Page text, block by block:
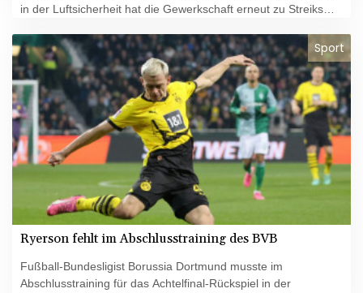
in der Luftsicherheit hat die Gewerkschaft erneut zu Streiks
Sicherheitspersonals seien am Donnerstag die Flughäfen
Karlsruhe/Baden Baden, Köln, Berlin, Hamburg und Stuttgart
betroffen, teilte die Dienstleistungsgewerkschaft mit. Sie erhöht
damit den Druck in den laufenden Tarifverhandlungen für die
rund 25.000 Beschäftigten der Branche.
Sport
Ryerson fehlt im Abschlusstraining des BVB
Fußball-Bundesligist Borussia Dortmund musste im
Abschlusstraining für das Achtelfinal-Rückspiel in der